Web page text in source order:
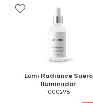
Lumi Radiance Suero
Iluminador
1000298